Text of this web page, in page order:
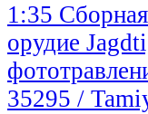
1:35
орудие
35295 /